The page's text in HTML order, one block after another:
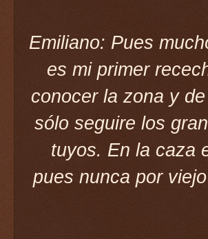
Emiliano: Pues
es mi primer
conocer la zona y
sólo seguire los
tuyos. En la caza
pues nunca por